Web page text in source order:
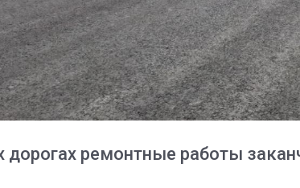
дорогах ремонтные работы